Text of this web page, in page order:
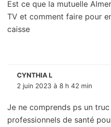
Est ce que la mutuelle
TV et comment faire pour
caisse
CYNTHIA L
2 juin 2023 à 8 h 42 min
Je ne comprends ps un
professionnels de santé